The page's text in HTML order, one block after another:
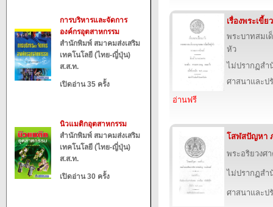
การบริหารและจัดการ
องค์กรอุตสาหกรรม
สำนักพิมพ์ สมาคมส่งเสริม
เทคโนโลยี (ไทย-ญี่ปุ่น)
ส.ส.ท.
เปิดอ่าน 35 ครั้ง
นิวแมติกอุตสาหกรรม
สำนักพิมพ์ สมาคมส่งเสริม
เทคโนโลยี (ไทย-ญี่ปุ่น)
ส.ส.ท.
เปิดอ่าน 30 ครั้ง
เรื่องพระเขี้ย
พระบาทสมเ
หัว
ไม่ปรากฏส
ศาสนาและป
อ่านฟรี
โสฬสปัญหา
พระอริยวงศ
ไม่ปรากฏส
ศาสนาและป